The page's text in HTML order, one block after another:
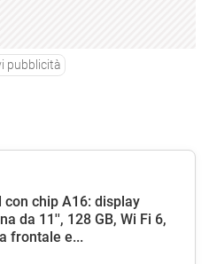
pubblicità
con chip A16: display
da 11'', 128 GB, Wi Fi 6,
frontale e...